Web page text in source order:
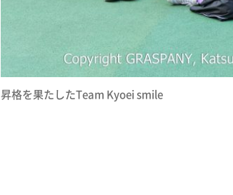
昇格を果たしたTeam Kyoei smile